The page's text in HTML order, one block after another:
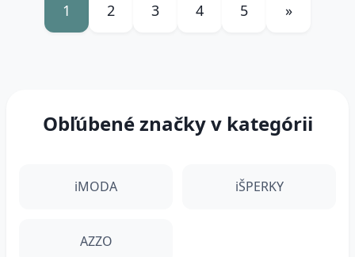
1 2 3 4 5 »
Obľúbené značky v kategórii
iMODA iŠPERKY
AZZO